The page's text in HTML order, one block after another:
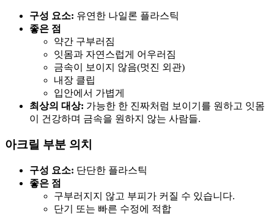
구성 요소: 유연한 나일론 플라스틱
좋은 점
약간 구부러짐
잇몸과 자연스럽게 어우러짐
금속이 보이지 않음(멋진 외관)
내장 클립
입안에서 가볍게
최상의 대상: 가능한 한 진짜처럼 보이기를 원하고 잇몸
이 건강하며 금속을 원하지 않는 사람들.
아크릴 부분 의치
구성 요소: 단단한 플라스틱
좋은 점
구부러지지 않고 부피가 커질 수 있습니다.
단기 또는 빠른 수정에 적합